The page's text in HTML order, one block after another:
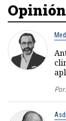
Opinión
Por: